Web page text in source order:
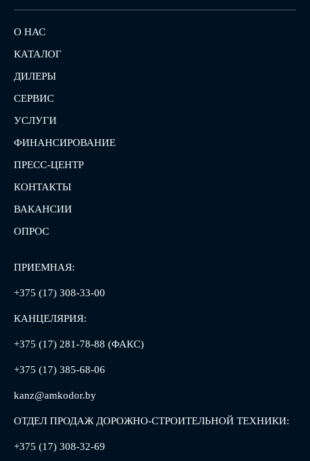
О НАС
КАТАЛОГ
ДИЛЕРЫ
СЕРВИС
УСЛУГИ
ФИНАНСИРОВАНИЕ
ПРЕСС-ЦЕНТР
КОНТАКТЫ
ВАКАНСИИ
ОПРОС
ПРИЕМНАЯ:
+375 (17) 308-33-00
КАНЦЕЛЯРИЯ:
+375 (17) 281-78-88 (ФАКС)
+375 (17) 385-68-06
kanz@amkodor.by
ОТДЕЛ ПРОДАЖ ДОРОЖНО-СТРОИТЕЛЬНОЙ ТЕХНИКИ:
+375 (17) 308-32-69